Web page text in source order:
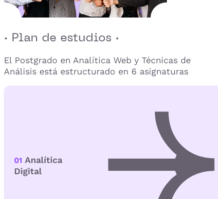
· Plan de estudios ·
El Postgrado en Analítica Web y Técnicas de
Análisis está estructurado en 6 asignaturas
01 Analítica
Digital